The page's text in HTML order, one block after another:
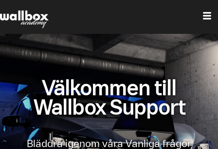
Välkommen till
Wallbox Support
Bläddra igenom våra Vanliga frågor